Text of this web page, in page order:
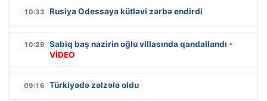
10:33 Rusiya Odessaya kütləvi zərbə endirdi
10:29 Sabiq baş nazirin oğlu villasında qandallandı -
VİDEO
09:16 Türkiyədə zəlzələ oldu